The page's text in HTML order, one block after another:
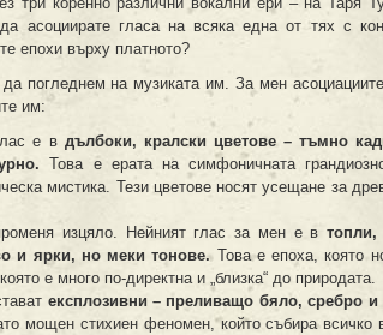
асоциирате гласа на всяка една от тях с
епохи върху платното?
погледнем на музиката им. За мен
им:
е в дълбоки, кралски цветове – тъмно
Това е ерата на симфоничната
мистика. Тези цветове носят усещане за
изцяло. Нейният глас за мен е втопли,
и ярки, но меки тонове.Това е епоха, която
е много по-директна и „близка“ до природата.
експлозивни – преливащо бяло, сребро и
мощен стихиен феномен, който събира всичко